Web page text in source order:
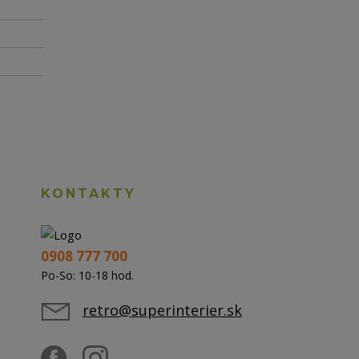
KONTAKTY
0908 777 700
Po-So: 10-18 hod.
retro@superinterier.sk